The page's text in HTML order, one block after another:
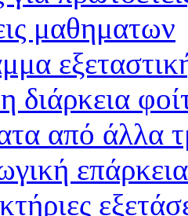
μαθηματων
διάρκεια
από άλλα
επάρκεια